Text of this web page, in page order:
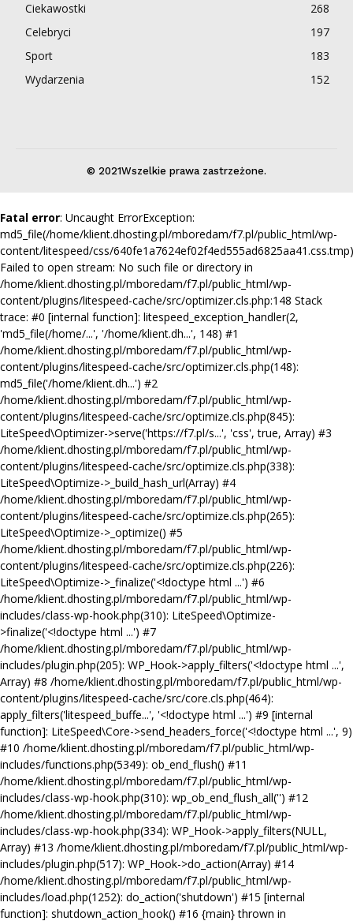
Ciekawostki
268
Celebryci
197
Sport
183
Wydarzenia
152
© 2021Wszelkie prawa zastrzeżone.
Fatal error: Uncaught ErrorException:
md5_file(/home/klient.dhosting.pl/mboredam/f7.pl/public_html/wp-
content/litespeed/css/
Failed to open stream: No such file or directory in
/home/klient.dhosting.pl/mboredam/f7.pl/public_html/wp-
content/plugins/litespeed-cache/src/optimizer.cls.php:148 Stack
trace: #0 [internal function]: litespeed_exception_handler(2,
'md5_file(/home/...', '/home/klient.dh...', 148) #1
/home/klient.dhosting.pl/mboredam/f7.pl/public_html/wp-
content/plugins/litespeed-cache/src/optimizer.cls.php(148):
md5_file('/home/klient.dh...') #2
/home/klient.dhosting.pl/mboredam/f7.pl/public_html/wp-
content/plugins/litespeed-cache/src/optimize.cls.php(845):
LiteSpeed\Optimizer->serve('https://f7.pl/s...', 'css', true, Array) #3
/home/klient.dhosting.pl/mboredam/f7.pl/public_html/wp-
content/plugins/litespeed-cache/src/optimize.cls.php(338):
LiteSpeed\Optimize->_build_hash_url(Array) #4
/home/klient.dhosting.pl/mboredam/f7.pl/public_html/wp-
content/plugins/litespeed-cache/src/optimize.cls.php(265):
LiteSpeed\Optimize->_optimize() #5
/home/klient.dhosting.pl/mboredam/f7.pl/public_html/wp-
content/plugins/litespeed-cache/src/optimize.cls.php(226):
LiteSpeed\Optimize->_finalize('<!doctype html ...') #6
/home/klient.dhosting.pl/mboredam/f7.pl/public_html/wp-
includes/class-wp-hook.php(310): LiteSpeed\Optimize-
>finalize('<!doctype html ...') #7
/home/klient.dhosting.pl/mboredam/f7.pl/public_html/wp-
includes/plugin.php(205): WP_Hook->apply_filters('<!doctype html ...',
Array) #8 /home/klient.dhosting.pl/mboredam/f7.pl/public_html/wp-
content/plugins/litespeed-cache/src/core.cls.php(464):
apply_filters('litespeed_buffe...', '<!doctype html ...') #9 [internal
function]: LiteSpeed\Core->send_headers_force('<!doctype html ...', 9)
#10 /home/klient.dhosting.pl/mboredam/f7.pl/public_html/wp-
includes/functions.php(5349): ob_end_flush() #11
/home/klient.dhosting.pl/mboredam/f7.pl/public_html/wp-
includes/class-wp-hook.php(310): wp_ob_end_flush_all('') #12
/home/klient.dhosting.pl/mboredam/f7.pl/public_html/wp-
includes/class-wp-hook.php(334): WP_Hook->apply_filters(NULL,
Array) #13 /home/klient.dhosting.pl/mboredam/f7.pl/public_html/wp-
includes/plugin.php(517): WP_Hook->do_action(Array) #14
/home/klient.dhosting.pl/mboredam/f7.pl/public_html/wp-
includes/load.php(1252): do_action('shutdown') #15 [internal
function]: shutdown_action_hook() #16 {main} thrown in